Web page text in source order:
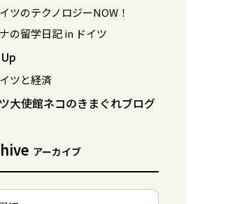
ツのテクノロジーNOW！
の留学日記 in ドイツ
ツと経済
大使館ネコのきまぐれブログ
アーカイブ